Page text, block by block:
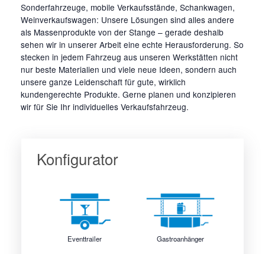
Sonderfahrzeuge, mobile Verkaufsstände, Schankwagen,
Weinverkaufswagen: Unsere Lösungen sind alles andere
als Massenprodukte von der Stange – gerade deshalb
sehen wir in unserer Arbeit eine echte Herausforderung. So
stecken in jedem Fahrzeug aus unseren Werkstätten nicht
nur beste Materialien und viele neue Ideen, sondern auch
unsere ganze Leidenschaft für gute, wirklich
kundengerechte Produkte. Gerne planen und konzipieren
wir für Sie Ihr individuelles Verkaufsfahrzeug.
Konfigurator
Eventtrailer Gastroanhänger